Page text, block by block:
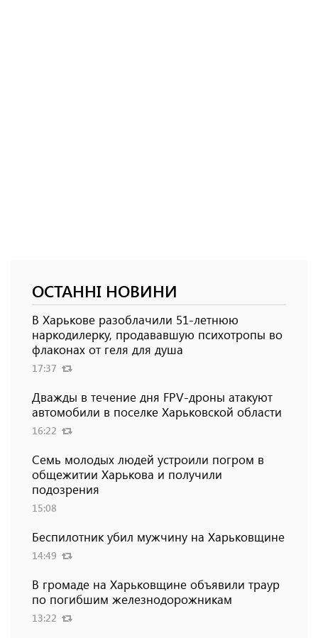
ОСТАННІ НОВИНИ
В Харькове разоблачили 51-летнюю
наркодилерку, продававшую психотропы во
флаконах от геля для душа
17:37
Дважды в течение дня FPV-дроны атакуют
автомобили в поселке Харьковской области
16:22
Семь молодых людей устроили погром в
общежитии Харькова и получили
подозрения
15:08
Беспилотник убил мужчину на Харьковщине
14:49
В громаде на Харьковщине объявили траур
по погибшим железнодорожникам
13:22